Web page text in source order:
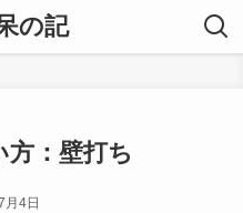
の記
：壁打ち
月4日